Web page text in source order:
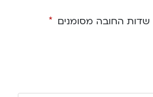
שדות החובה מסומנים *